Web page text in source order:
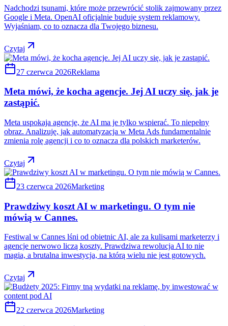
Nadchodzi tsunami, które może przewrócić stolik zajmowany przez
Google i Meta. OpenAI oficjalnie buduje system reklamowy.
Wyjaśniam, co to oznacza dla Twojego biznesu.
Czytaj
27 czerwca 2026Reklama
Meta mówi, że kocha agencje. Jej AI uczy się, jak je
zastąpić.
Meta uspokaja agencje, że AI ma je tylko wspierać. To niepełny
obraz. Analizuję, jak automatyzacja w Meta Ads fundamentalnie
zmienia rolę agencji i co to oznacza dla polskich marketerów.
Czytaj
23 czerwca 2026Marketing
Prawdziwy koszt AI w marketingu. O tym nie
mówią w Cannes.
Festiwal w Cannes lśni od obietnic AI, ale za kulisami marketerzy i
agencje nerwowo liczą koszty. Prawdziwa rewolucja AI to nie
magia, a brutalna inwestycja, na którą wielu nie jest gotowych.
Czytaj
22 czerwca 2026Marketing